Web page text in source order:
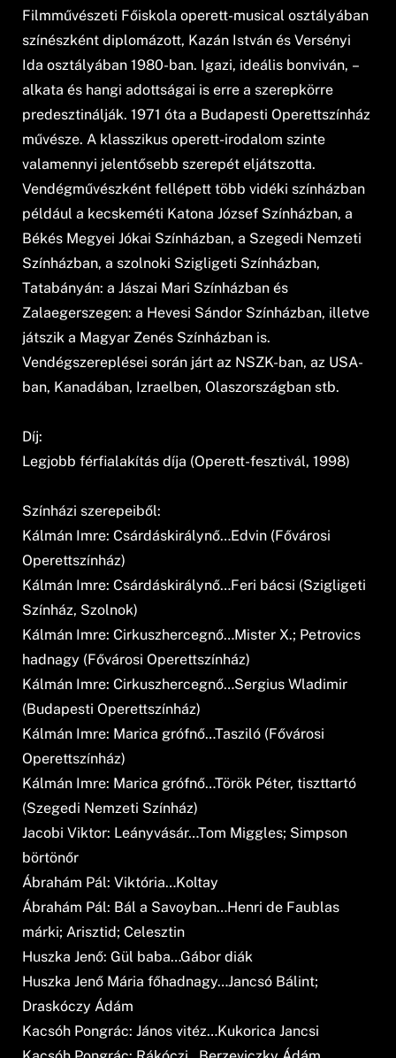
Filmművészeti Főiskola operett-musical osztályában
színészként diplomázott, Kazán István és Versényi
Ida osztályában 1980-ban. Igazi, ideális bonviván, –
alkata és hangi adottságai is erre a szerepkörre
predesztinálják. 1971 óta a Budapesti Operettszínház
művésze. A klasszikus operett-irodalom szinte
valamennyi jelentősebb szerepét eljátszotta.
Vendégművészként fellépett több vidéki színházban
például a kecskeméti Katona József Színházban, a
Békés Megyei Jókai Színházban, a Szegedi Nemzeti
Színházban, a szolnoki Szigligeti Színházban,
Tatabányán: a Jászai Mari Színházban és
Zalaegerszegen: a Hevesi Sándor Színházban, illetve
játszik a Magyar Zenés Színházban is.
Vendégszereplései során járt az NSZK-ban, az USA-
ban, Kanadában, Izraelben, Olaszországban stb.
Díj:
Legjobb férfialakítás díja (Operett-fesztivál, 1998)
Színházi szerepeiből:
Kálmán Imre: Csárdáskirálynő…Edvin (Fővárosi
Operettszínház)
Kálmán Imre: Csárdáskirálynő…Feri bácsi (Szigligeti
Színház, Szolnok)
Kálmán Imre: Cirkuszhercegnő…Mister X.; Petrovics
hadnagy (Fővárosi Operettszínház)
Kálmán Imre: Cirkuszhercegnő…Sergius Wladimir
(Budapesti Operettszínház)
Kálmán Imre: Marica grófnő…Tasziló (Fővárosi
Operettszínház)
Kálmán Imre: Marica grófnő…Török Péter, tiszttartó
(Szegedi Nemzeti Színház)
Jacobi Viktor: Leányvásár…Tom Miggles; Simpson
börtönőr
Ábrahám Pál: Viktória…Koltay
Ábrahám Pál: Bál a Savoyban…Henri de Faublas
márki; Arisztid; Celesztin
Huszka Jenő: Gül baba…Gábor diák
Huszka Jenő Mária főhadnagy…Jancsó Bálint;
Draskóczy Ádám
Kacsóh Pongrác: János vitéz…Kukorica Jancsi